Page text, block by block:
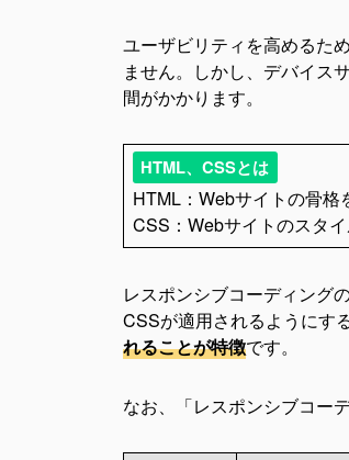
まとめ
ユーザビリティを高めるた
ません。しかし、デバイス
間がかかります。
HTML、CSSとは
HTML：Webサイトの骨格
CSS：Webサイトのスタ
レスポンシブコーディング
CSSが適用されるようにする
れることが特徴です。
なお、「レスポンシブコー